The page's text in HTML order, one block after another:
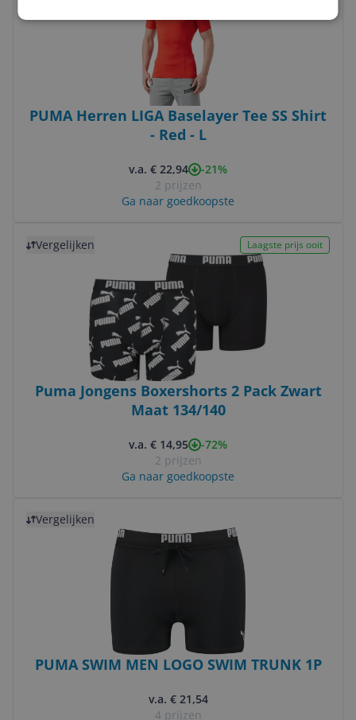
PUMA Herren LIGA Baselayer Tee SS Shirt
- Red - L
v.a. € 22,94
-21%
2 prijzen
Ga naar goedkoopste
Vergelijken Laagste prijs ooit
Puma Jongens Boxershorts 2 Pack Zwart
Maat 134/140
v.a. € 14,95
-72%
2 prijzen
Ga naar goedkoopste
Vergelijken
PUMA SWIM MEN LOGO SWIM TRUNK 1P
v.a. € 21,54
4 prijzen